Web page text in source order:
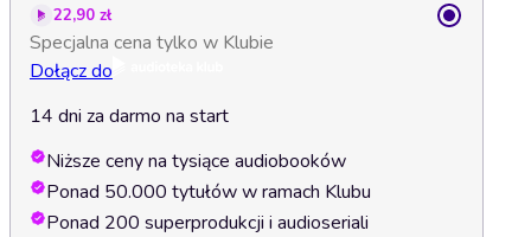
22,90 zł
Specjalna cena tylko w Klubie
Dołącz do
14 dni za darmo na start
Niższe ceny na tysiące audiobooków
Ponad 50.000 tytułów w ramach Klubu
Ponad 200 superprodukcji i audioseriali